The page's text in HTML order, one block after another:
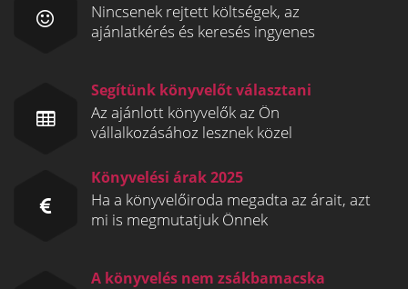
Nincsenek rejtett költségek, az
ajánlatkérés és keresés ingyenes
Segítünk könyvelőt választani
Az ajánlott könyvelők az Ön
vállalkozásához lesznek közel
Könyvelési árak 2025
Ha a könyvelőiroda megadta az árait, azt
mi is megmutatjuk Önnek
A könyvelés nem zsákbamacska